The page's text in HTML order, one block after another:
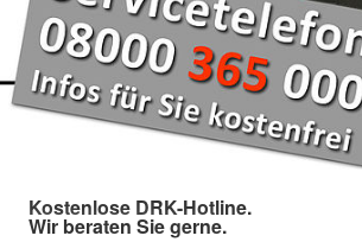
Kostenlose DRK-Hotline.
Wir beraten Sie gerne.